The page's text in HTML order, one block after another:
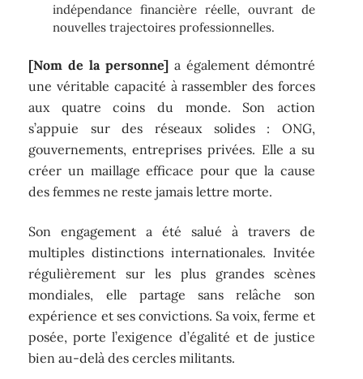
indépendance financière réelle, ouvrant de
nouvelles trajectoires professionnelles.
[Nom de la personne] a également démontré
une véritable capacité à rassembler des forces
aux quatre coins du monde. Son action
s’appuie sur des réseaux solides : ONG,
gouvernements, entreprises privées. Elle a su
créer un maillage efficace pour que la cause
des femmes ne reste jamais lettre morte.
Son engagement a été salué à travers de
multiples distinctions internationales. Invitée
régulièrement sur les plus grandes scènes
mondiales, elle partage sans relâche son
expérience et ses convictions. Sa voix, ferme et
posée, porte l’exigence d’égalité et de justice
bien au-delà des cercles militants.